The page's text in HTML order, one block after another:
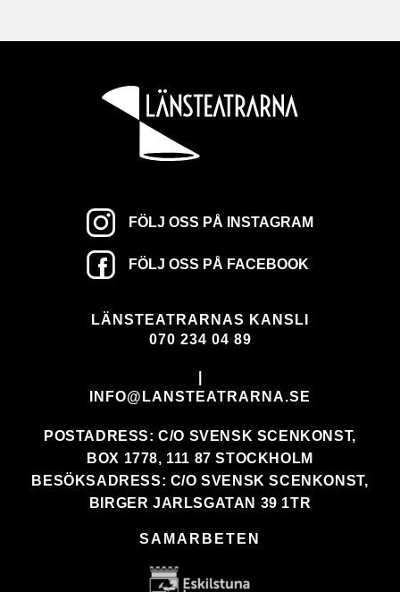
FÖLJ OSS PÅ INSTAGRAM
FÖLJ OSS PÅ FACEBOOK
LÄNSTEATRARNAS KANSLI
070 234 04 89
INFO@LANSTEATRARNA.SE
POSTADRESS: C/O SVENSK SCENKONST,
BOX 1778, 111 87 STOCKHOLM
BESÖKSADRESS: C/O SVENSK SCENKONST,
BIRGER JARLSGATAN 39 1TR
SAMARBETEN